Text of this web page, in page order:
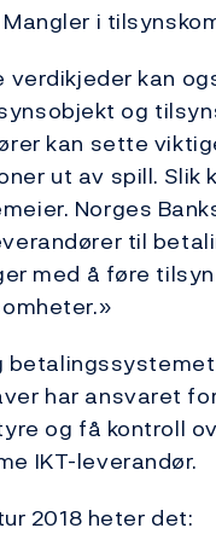
Mangler i
verdikjeder kan
og
kan sette
ut av spill. Slik
Norges
til
med å føre
har ansvaret
og få kontroll
IKT-leverandør.
2018 heter det: